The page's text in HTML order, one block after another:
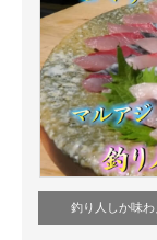
釣り人しか味